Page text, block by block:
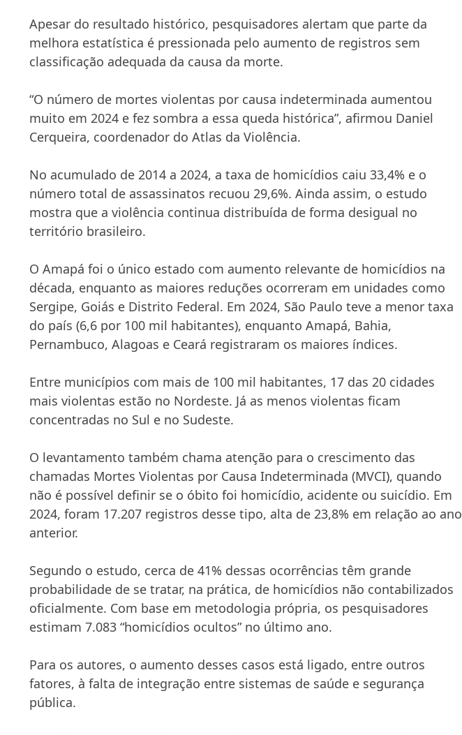
Apesar do resultado histórico, pesquisadores alertam que parte da
melhora estatística é pressionada pelo aumento de registros sem
classificação adequada da causa da morte.
“O número de mortes violentas por causa indeterminada aumentou
muito em 2024 e fez sombra a essa queda histórica”, afirmou Daniel
Cerqueira, coordenador do Atlas da Violência.
No acumulado de 2014 a 2024, a taxa de homicídios caiu 33,4% e o
número total de assassinatos recuou 29,6%. Ainda assim, o estudo
mostra que a violência continua distribuída de forma desigual no
território brasileiro.
O Amapá foi o único estado com aumento relevante de homicídios na
década, enquanto as maiores reduções ocorreram em unidades como
Sergipe, Goiás e Distrito Federal. Em 2024, São Paulo teve a menor taxa
do país (6,6 por 100 mil habitantes), enquanto Amapá, Bahia,
Pernambuco, Alagoas e Ceará registraram os maiores índices.
Entre municípios com mais de 100 mil habitantes, 17 das 20 cidades
mais violentas estão no Nordeste. Já as menos violentas ficam
concentradas no Sul e no Sudeste.
O levantamento também chama atenção para o crescimento das
chamadas Mortes Violentas por Causa Indeterminada (MVCI), quando
não é possível definir se o óbito foi homicídio, acidente ou suicídio. Em
2024, foram 17.207 registros desse tipo, alta de 23,8% em relação ao ano
anterior.
Segundo o estudo, cerca de 41% dessas ocorrências têm grande
probabilidade de se tratar, na prática, de homicídios não contabilizados
oficialmente. Com base em metodologia própria, os pesquisadores
estimam 7.083 “homicídios ocultos” no último ano.
Para os autores, o aumento desses casos está ligado, entre outros
fatores, à falta de integração entre sistemas de saúde e segurança
pública.